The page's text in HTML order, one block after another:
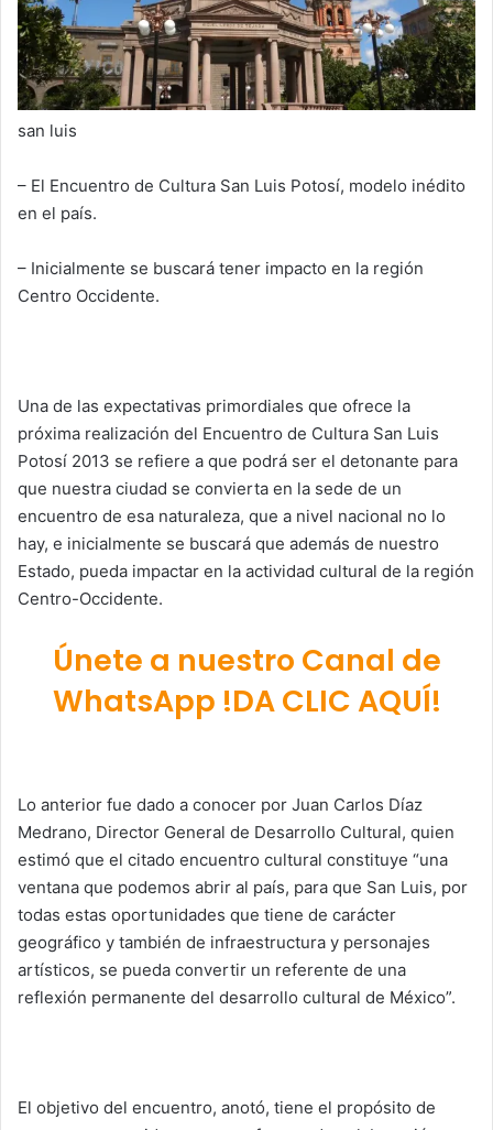
san luis
– El Encuentro de Cultura San Luis Potosí, modelo inédito
en el país.
– Inicialmente se buscará tener impacto en la región
Centro Occidente.
Una de las expectativas primordiales que ofrece la
próxima realización del Encuentro de Cultura San Luis
Potosí 2013 se refiere a que podrá ser el detonante para
que nuestra ciudad se convierta en la sede de un
encuentro de esa naturaleza, que a nivel nacional no lo
hay, e inicialmente se buscará que además de nuestro
Estado, pueda impactar en la actividad cultural de la región
Centro-Occidente.
Únete a nuestro Canal de
WhatsApp !DA CLIC AQUÍ!
Lo anterior fue dado a conocer por Juan Carlos Díaz
Medrano, Director General de Desarrollo Cultural, quien
estimó que el citado encuentro cultural constituye “una
ventana que podemos abrir al país, para que San Luis, por
todas estas oportunidades que tiene de carácter
geográfico y también de infraestructura y personajes
artísticos, se pueda convertir un referente de una
reflexión permanente del desarrollo cultural de México”.
El objetivo del encuentro, anotó, tiene el propósito de